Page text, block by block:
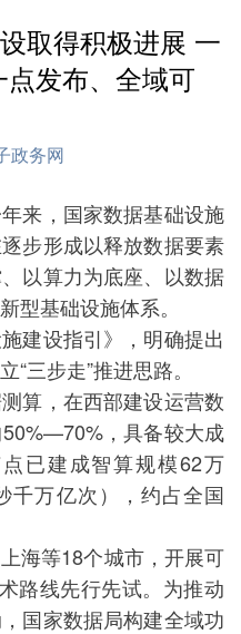
取得积极进展 一
点发布、全域可
政务网
来，国家数据基础设施
步形成以释放数据要素
以算力为底座、以数据
型基础设施体系。
设指引》，明确提出
三步走”推进思路。
，在西部建设运营数
，具备较大成
已建成智算规模62万
千万亿次），约占全国
等18个城市，开展可
路线先行先试。为推动
国家数据局构建全域功